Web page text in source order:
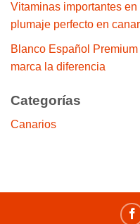
Vitaminas importantes
plumaje perfecto en
Blanco Español
marca la diferencia
Categorías
Canarios